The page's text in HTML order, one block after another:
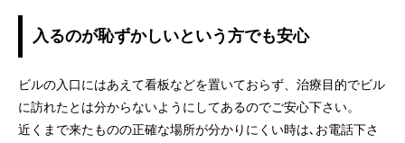
入るのが恥ずかしいという方でも安心
ビルの入口にはあえて看板などを置いておらず、治療目的でビル
に訪れたとは分からないようにしてあるのでご安心下さい。
近くまで来たものの正確な場所が分かりにくい時は､お電話下さ